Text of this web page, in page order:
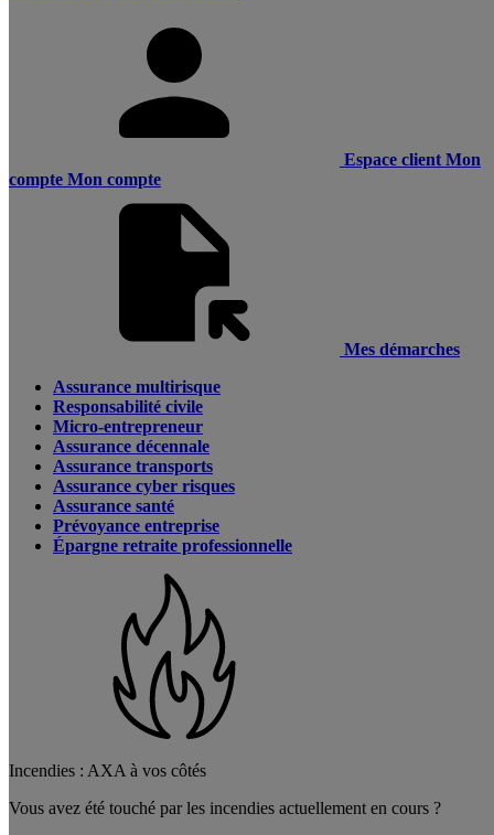
Espace client Mon
compte Mon compte
Mes démarches
Assurance multirisque
Responsabilité civile
Micro-entrepreneur
Assurance décennale
Assurance transports
Assurance cyber risques
Assurance santé
Prévoyance entreprise
Épargne retraite professionnelle
Incendies : AXA à vos côtés
Vous avez été touché par les incendies actuellement en cours ?